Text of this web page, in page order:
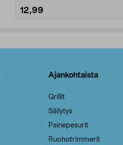
12,99
Ajankohtaista
Grillit
Säilytys
Painepesurit
Ruohotrimmerit